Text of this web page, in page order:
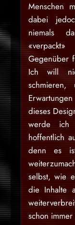
Menschen
dabei
niemals
Gegenüber
Ich will
dieses
werde ich
hoffentlich
denn es
selbst, wie
die Inhalte
schon